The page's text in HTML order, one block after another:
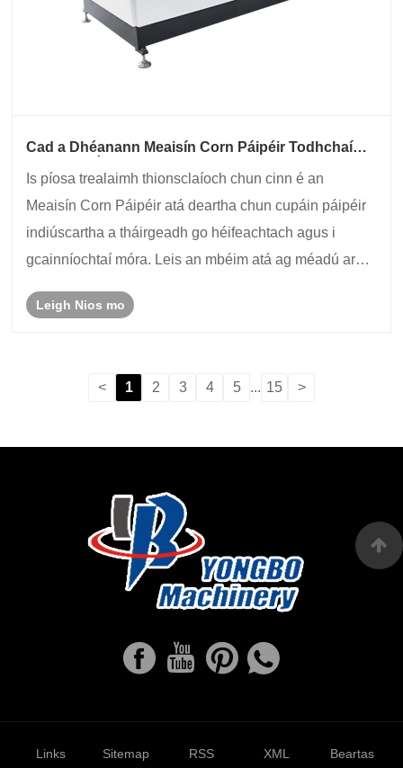
Cad a Dhéanann Meaisín Corn Páipéir Todhchaí
Is píosa trealaimh thionsclaíoch chun cinn é an
Meaisín Corn Páipéir atá deartha chun cupáin páipéir
indiúscartha a tháirgeadh go héifeachtach agus i
gcainníochtaí móra. Leis an mbéim atá ag méadú ar
dhramhaíl plaisteach, tá an cupán páipéir ina siom......
Leigh Nios mo
< 1 2 3 4 5 ... 15 >
Links Sitemap RSS XML Beartas